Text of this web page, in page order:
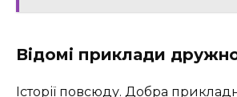
Відомі приклади
Історії повсюду. Добра